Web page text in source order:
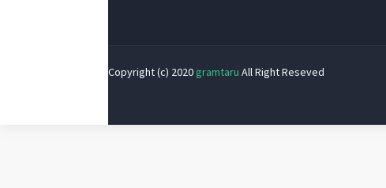
Copyright (c) 2020 gramtaru All Right Reseved